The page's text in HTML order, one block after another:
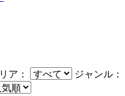
ア：
ジャンル：